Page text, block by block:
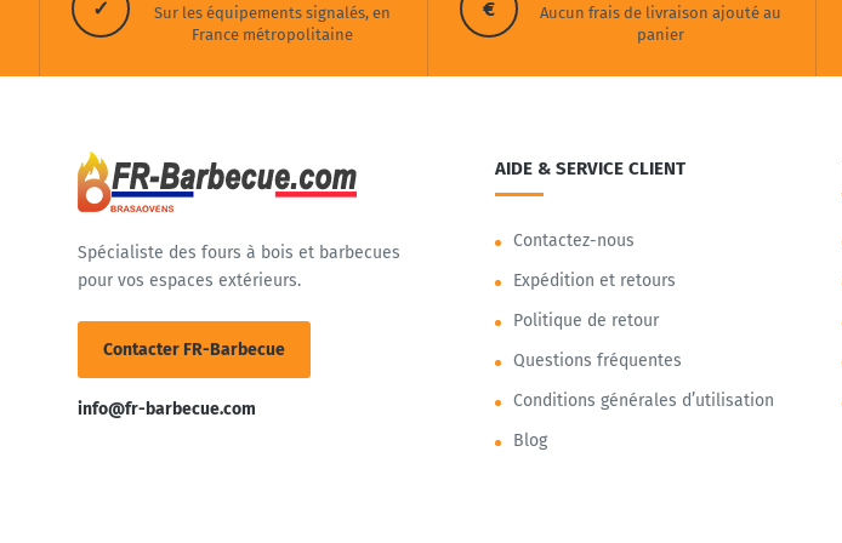
✓
Sur les équipements signalés, en
France métropolitaine
€
Aucun frais de livraison ajouté au
panier
Spécialiste des fours à bois et barbecues
pour vos espaces extérieurs.
Contacter FR-Barbecue
info@fr-barbecue.com
AIDE & SERVICE CLIENT
Contactez-nous
Expédition et retours
Politique de retour
Questions fréquentes
Conditions générales d’utilisation
Blog